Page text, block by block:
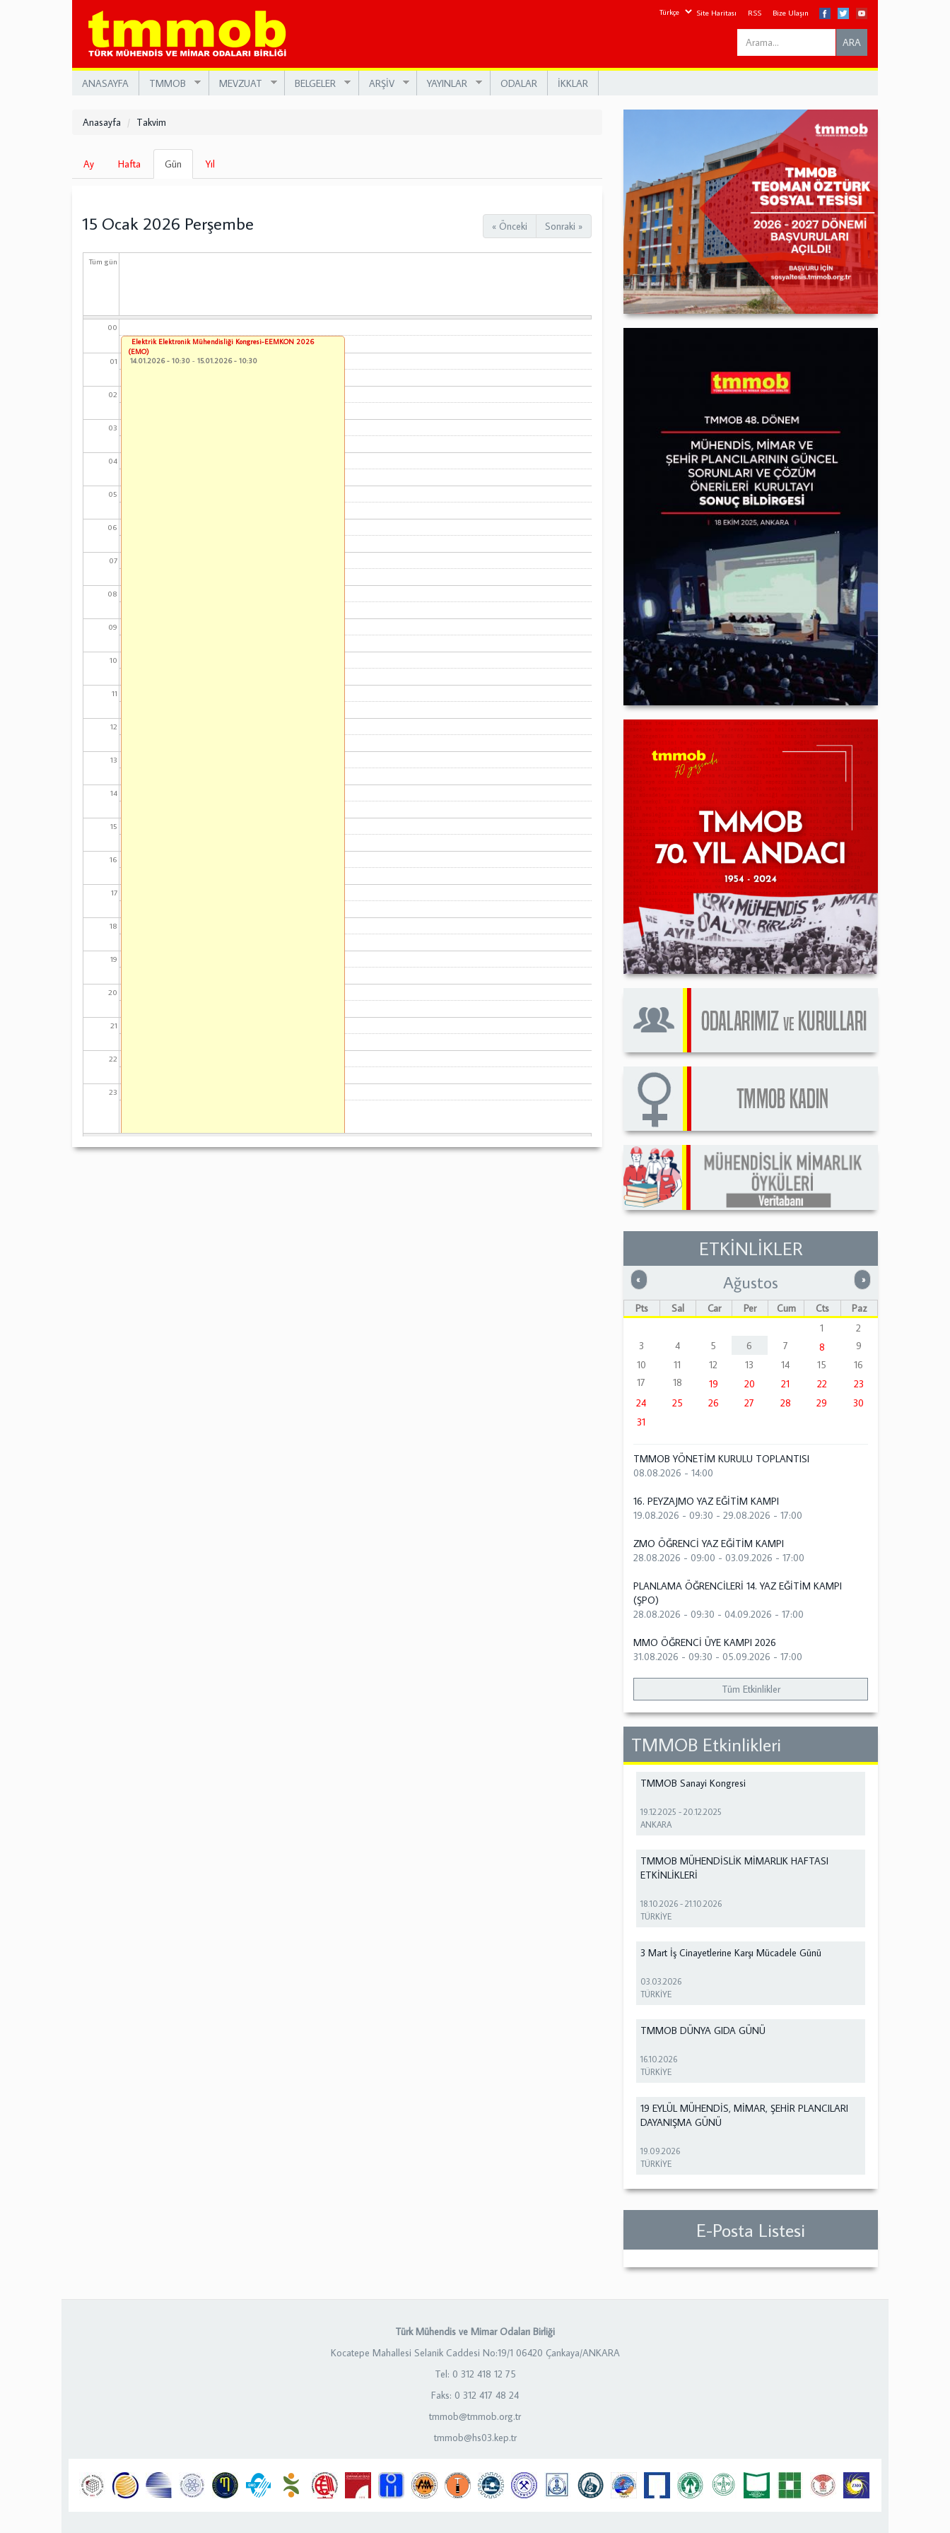
Site Haritası RSS Bize Ulaşın
Search
this
ARA
ANASAYFA TMMOB MEVZUAT BELGELER ARŞİV YAYINLAR ODALAR İKKLAR
Anasayfa Takvim
Birincil
sekmeler
Ay Hafta Gün
sekme)
Yıl
« Önceki Sonraki »
15 Ocak 2026 Perşembe
Tüm gün
00
01
02
03
04
05
06
07
08
09
10
11
12
13
14
15
16
17
18
19
20
21
22
23
Elektrik Elektronik Mühendisliği Kongresi-EEMKON 2026
(EMO)
14.01.2026 - 10:30 - 15.01.2026 - 10:30
ETKİNLİKLER
« Önceki »Sonraki
Ağustos
Pts Sal Çar Per Cum Cts
Paz
1
2
3
4 5 6 7 8
9
10
11 12 13 14 15
16
17
18 19 20 21 22
23
24
25 26 27 28 29
30
31
TMMOB YÖNETİM KURULU TOPLANTISI
08.08.2026 - 14:00
16. PEYZAJMO YAZ EĞİTİM KAMPI
19.08.2026 - 09:30 -29.08.2026 - 17:00
ZMO ÖĞRENCİ YAZ EĞİTİM KAMPI
28.08.2026 - 09:00 -03.09.2026 - 17:00
PLANLAMA ÖĞRENCİLERİ 14. YAZ EĞİTİM KAMPI
(ŞPO)
28.08.2026 - 09:30 -04.09.2026 - 17:00
MMO ÖĞRENCİ ÜYE KAMPI 2026
31.08.2026 - 09:30 -05.09.2026 - 17:00
Tüm Etkinlikler
TMMOB Etkinlikleri
TMMOB Sanayi Kongresi
19.12.2025 -20.12.2025
ANKARA
TMMOB MÜHENDİSLİK MİMARLIK HAFTASI
ETKİNLİKLERİ
18.10.2026 -21.10.2026
TÜRKİYE
3 Mart İş Cinayetlerine Karşı Mücadele Günü
03.03.2026
TÜRKİYE
TMMOB DÜNYA GIDA GÜNÜ
16.10.2026
TÜRKİYE
19 EYLÜL MÜHENDİS, MİMAR, ŞEHİR PLANCILARI
DAYANIŞMA GÜNÜ
19.09.2026
TÜRKİYE
E-Posta Listesi
Türk Mühendis ve Mimar Odaları Birliği
Kocatepe Mahallesi Selanik Caddesi No:19/1 06420 Çankaya/ANKARA
Tel: 0 312 418 12 75
Faks: 0 312 417 48 24
tmmob@tmmob.org.tr
tmmob@hs03.kep.tr